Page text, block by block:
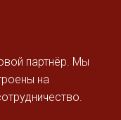
партнёр. Мы
на